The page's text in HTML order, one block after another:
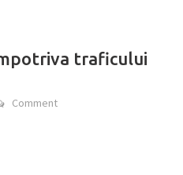
traficului
Comment